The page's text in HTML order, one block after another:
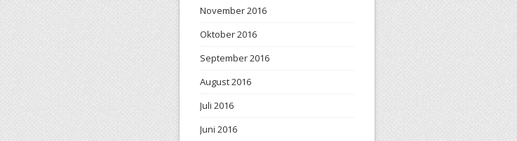
November 2016
Oktober 2016
September 2016
August 2016
Juli 2016
Juni 2016